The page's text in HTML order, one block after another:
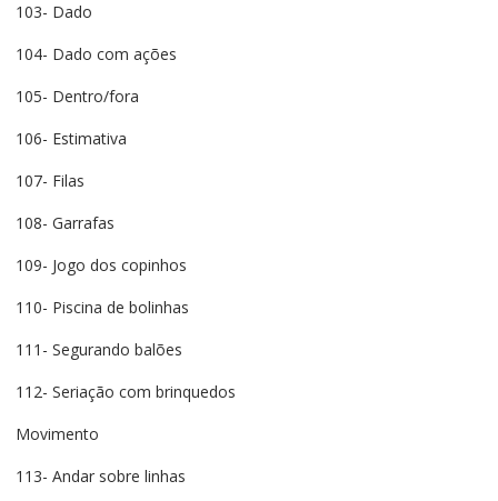
103- Dado
104- Dado com ações
105- Dentro/fora
106- Estimativa
107- Filas
108- Garrafas
109- Jogo dos copinhos
110- Piscina de bolinhas
111- Segurando balões
112- Seriação com brinquedos
Movimento
113- Andar sobre linhas